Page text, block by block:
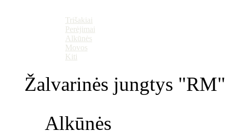
Trišakiai
Perėjimai
Alkūnės
Movos
Kiti
Žalvarinės jungtys
Alkūnės